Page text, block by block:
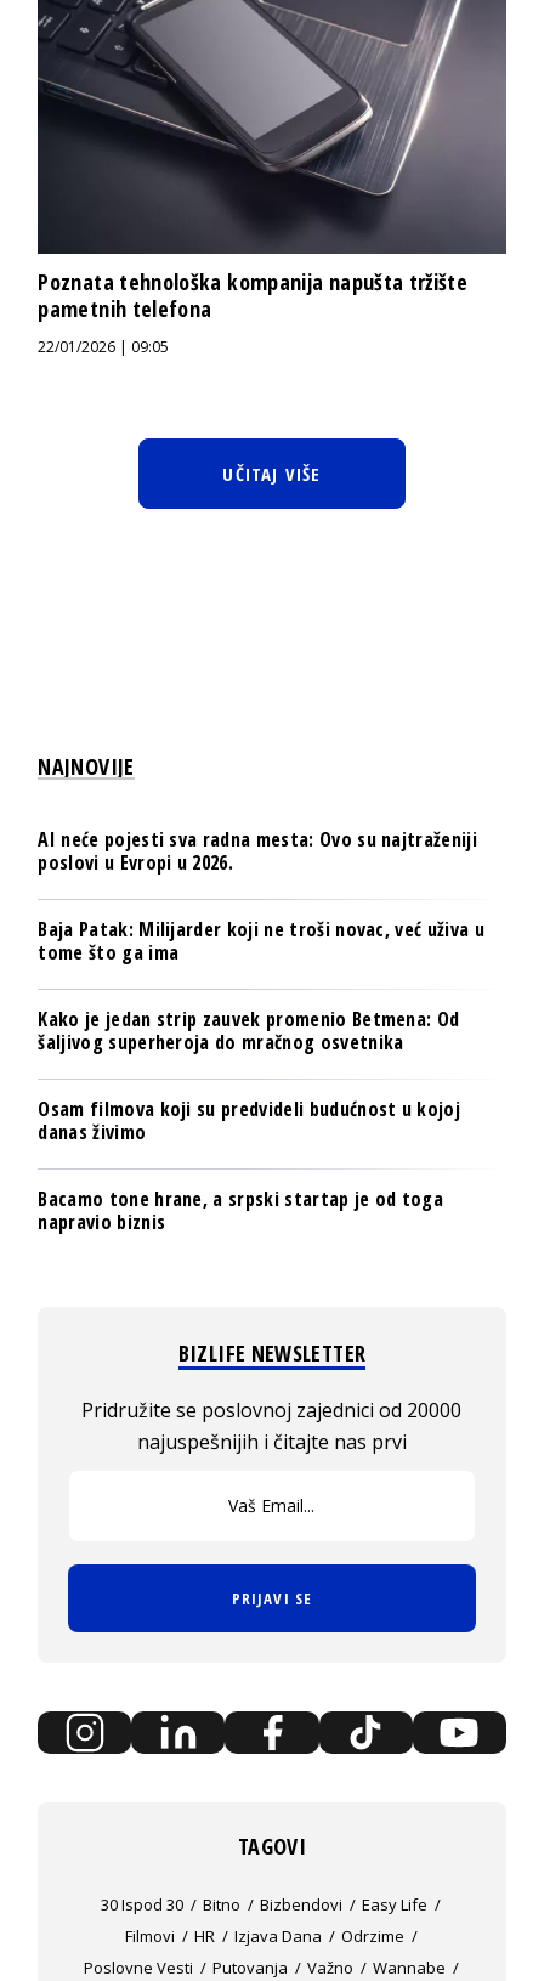
Poznata tehnološka kompanija napušta tržište
pametnih telefona
22/01/2026 | 09:05
UČITAJ VIŠE
NAJNOVIJE
AI neće pojesti sva radna mesta: Ovo su najtraženiji
poslovi u Evropi u 2026.
Baja Patak: Milijarder koji ne troši novac, već uživa u
tome što ga ima
Kako je jedan strip zauvek promenio Betmena: Od
šaljivog superheroja do mračnog osvetnika
Osam filmova koji su predvideli budućnost u kojoj
danas živimo
Bacamo tone hrane, a srpski startap je od toga
napravio biznis
BIZLIFE NEWSLETTER
Pridružite se poslovnoj zajednici od 20000
najuspešnijih i čitajte nas prvi
PRIJAVI SE
TAGOVI
30 Ispod 30 Bitno Bizbendovi
Easy Life
Filmovi
HR Izjava Dana
Odrzime
Poslovne Vesti
Putovanja Važno
Wannabe